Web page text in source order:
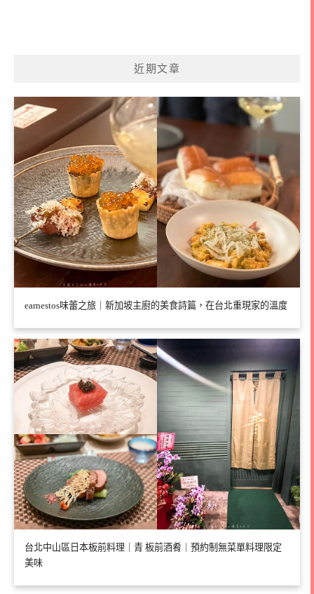
近期文章
earnestos味蕾之旅｜新加坡主廚的美食詩篇，在台北重現家的溫度
台北中山區日本板前料理｜青 板前酒肴｜預約制無菜單料理限定
美味